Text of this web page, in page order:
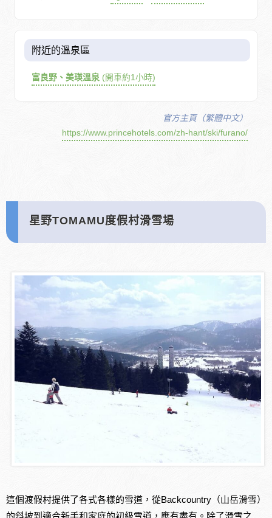
附近的溫泉區
富良野、美瑛溫泉 (開車約1小時)
官方主頁（繁體中文）
https://www.princehotels.com/zh-hant/ski/furano/
星野TOMAMU度假村滑雪場
這個渡假村提供了各式各樣的雪道，從Backcountry（山岳滑雪）
的斜坡到適合新手和家庭的初級雪道，應有盡有。除了滑雪之